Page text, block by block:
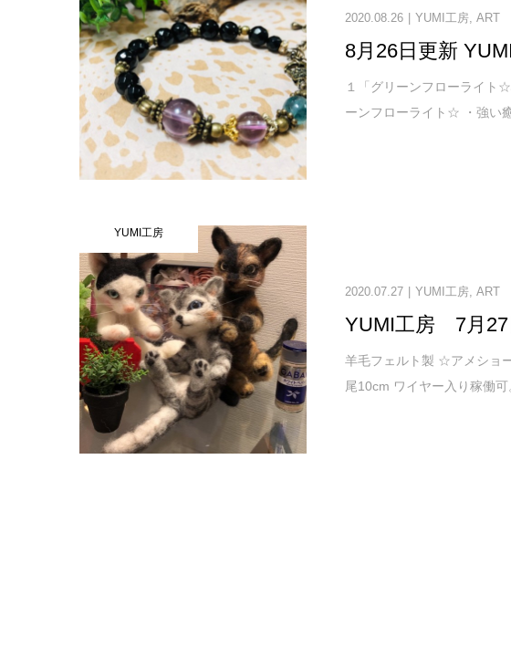
2020.08.26 YUMI工房,ART
8月26日更新
１「グリーンフローライト
ーンフローライト☆ ・強い
YUMI工房
2020.07.27 YUMI工房 ,ART
YUMI工房 7月27
羊毛フェルト製 ☆アメシ
尾10cm ワイヤー入り稼働